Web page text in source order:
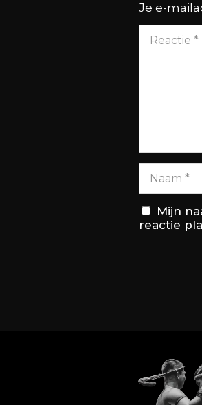
Je e-
Mijn
reactie